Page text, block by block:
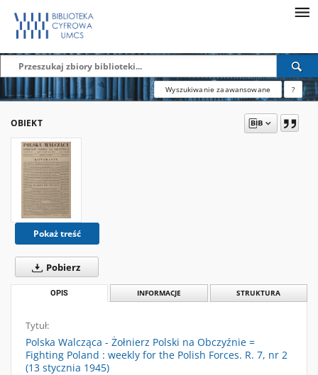
Wyszukiwanie zaawansowane ?
OBIEKT
Pokaż treść
Pobierz
OPIS INFORMACJE STRUKTURA
Tytuł:
Polska Walcząca - Żołnierz Polski na Obczyźnie =
Fighting Poland : weekly for the Polish Forces. R. 7, nr 2
(13 stycznia 1945)